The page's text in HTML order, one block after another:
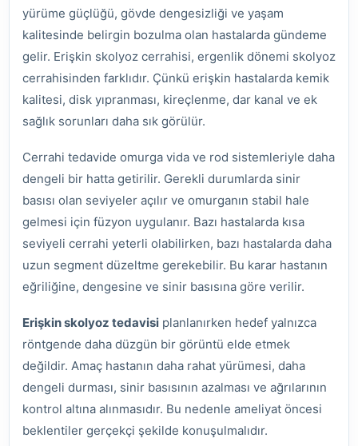
yürüme güçlüğü, gövde dengesizliği ve yaşam
kalitesinde belirgin bozulma olan hastalarda gündeme
gelir. Erişkin skolyoz cerrahisi, ergenlik dönemi skolyoz
cerrahisinden farklıdır. Çünkü erişkin hastalarda kemik
kalitesi, disk yıpranması, kireçlenme, dar kanal ve ek
sağlık sorunları daha sık görülür.
Cerrahi tedavide omurga vida ve rod sistemleriyle daha
dengeli bir hatta getirilir. Gerekli durumlarda sinir
basısı olan seviyeler açılır ve omurganın stabil hale
gelmesi için füzyon uygulanır. Bazı hastalarda kısa
seviyeli cerrahi yeterli olabilirken, bazı hastalarda daha
uzun segment düzeltme gerekebilir. Bu karar hastanın
eğriliğine, dengesine ve sinir basısına göre verilir.
Erişkin skolyoz tedavisi planlanırken hedef yalnızca
röntgende daha düzgün bir görüntü elde etmek
değildir. Amaç hastanın daha rahat yürümesi, daha
dengeli durması, sinir basısının azalması ve ağrılarının
kontrol altına alınmasıdır. Bu nedenle ameliyat öncesi
beklentiler gerçekçi şekilde konuşulmalıdır.